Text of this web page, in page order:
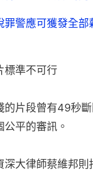
罪警應可獲發全
標準不可行
的片段曾有49秒
平的審訊。
深大律師蔡維邦